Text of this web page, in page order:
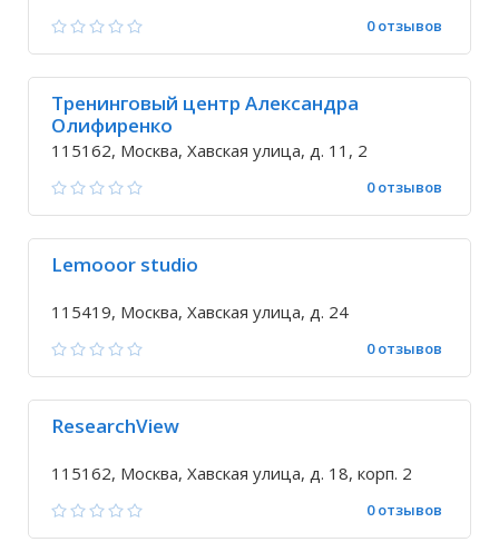
0 отзывов
Тренинговый центр Александра
Олифиренко
115162, Москва, Хавская улица, д. 11, 2
0 отзывов
Lemooor studio
115419, Москва, Хавская улица, д. 24
0 отзывов
ResearchView
115162, Москва, Хавская улица, д. 18, корп. 2
0 отзывов